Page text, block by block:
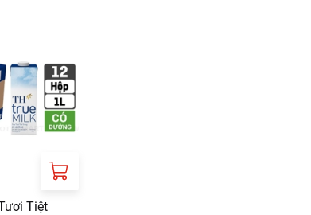
Tiệt